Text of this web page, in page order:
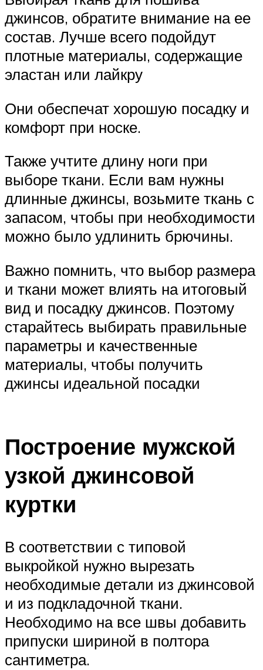
джинсов, обратите внимание на ее
состав. Лучше всего подойдут
плотные материалы, содержащие
эластан или лайкру
Они обеспечат хорошую посадку и
комфорт при носке.
Также учтите длину ноги при
выборе ткани. Если вам нужны
длинные джинсы, возьмите ткань с
запасом, чтобы при необходимости
можно было удлинить брючины.
Важно помнить, что выбор размера
и ткани может влиять на итоговый
вид и посадку джинсов. Поэтому
старайтесь выбирать правильные
параметры и качественные
материалы, чтобы получить
джинсы идеальной посадки
Построение мужской
узкой джинсовой
куртки
В соответствии с типовой
выкройкой нужно вырезать
необходимые детали из джинсовой
и из подкладочной ткани.
Необходимо на все швы добавить
припуски шириной в полтора
сантиметра.